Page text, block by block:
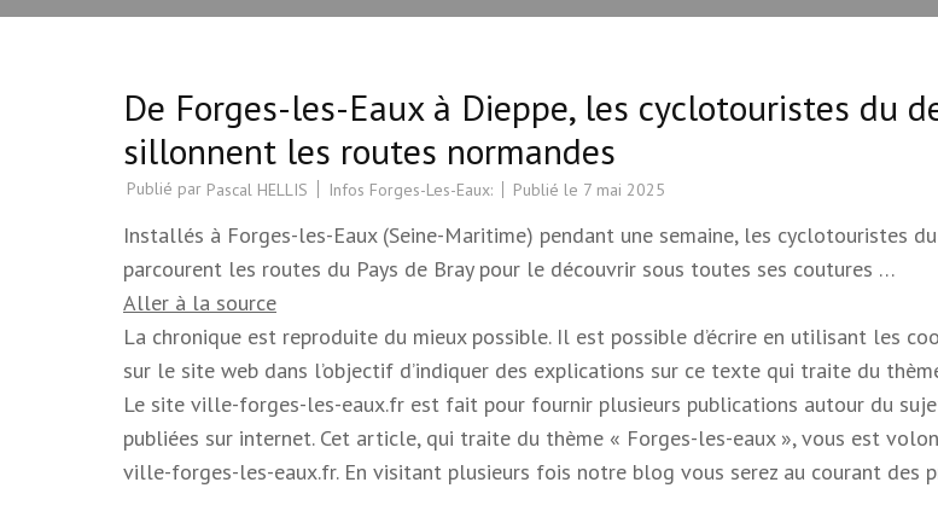
De Forges-les-Eaux à Dieppe, les cyclotouristes du
sillonnent les routes normandes
Publié par Pascal HELLIS Infos Forges-Les-Eaux: Publié le 7 mai 2025
Installés à Forges-les-Eaux (Seine-Maritime) pendant une semaine, les cyclotouristes
parcourent les routes du Pays de Bray pour le découvrir sous toutes ses coutures …
Aller à la source
La chronique est reproduite du mieux possible. Il est possible d’écrire en utilisant les
sur le site web dans l’objectif d’indiquer des explications sur ce texte qui traite du
Le site ville-forges-les-eaux.fr est fait pour fournir plusieurs publications autour du
publiées sur internet. Cet article, qui traite du thème « Forges-les-eaux », vous est
ville-forges-les-eaux.fr. En visitant plusieurs fois notre blog vous serez au courant des